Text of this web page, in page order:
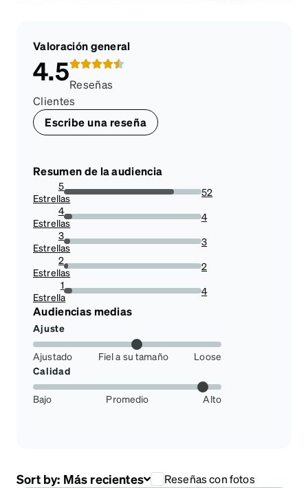
Valoración general
4.5Reseñas
Clientes
Escribe una reseña
Resumen de la audiencia
5
Estrellas
80%
52
4
Estrellas6.153846153846154%
4
3
Estrellas4.615384615384616%
3
2
Estrellas3.076923076923077%
2
1
Estrella6.153846153846154%
4
Audiencias medias
Ajuste
Ajustado Fiel a su tamaño
Loose
Calidad
Bajo Promedio Alto
Sort by: Más recientes Reseñas con fotos